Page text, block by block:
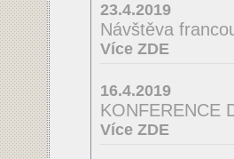
23.4.2019
Návštěva
Více ZDE
16.4.2019
KONFERENCE
Více ZDE